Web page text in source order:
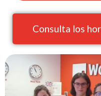
Consulta los